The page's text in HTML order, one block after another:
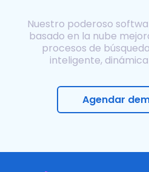
Nuestro poderoso
basado en la nube
procesos de
inteligente,
Agendar